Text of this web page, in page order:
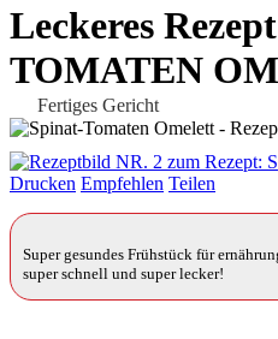
Leckeres
TOMATEN
Fertiges Gericht
Drucken Empfehlen Teilen
Super gesundes Frühstück für
super schnell und super lecker!